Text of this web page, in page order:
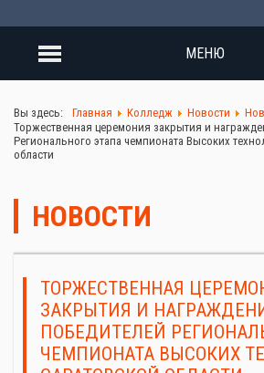
МЕНЮ
Вы здесь: Главная Колледж Новости
Торжественная церемония закрытия и
Регионального этапа чемпионата Высоких
области
НОВОСТИ
ТОРЖЕСТВЕННАЯ
ЗАКРЫТИЯ И
ПОБЕДИТЕЛЕЙ
ЧЕМПИОНАТА ВЫСОКИХ